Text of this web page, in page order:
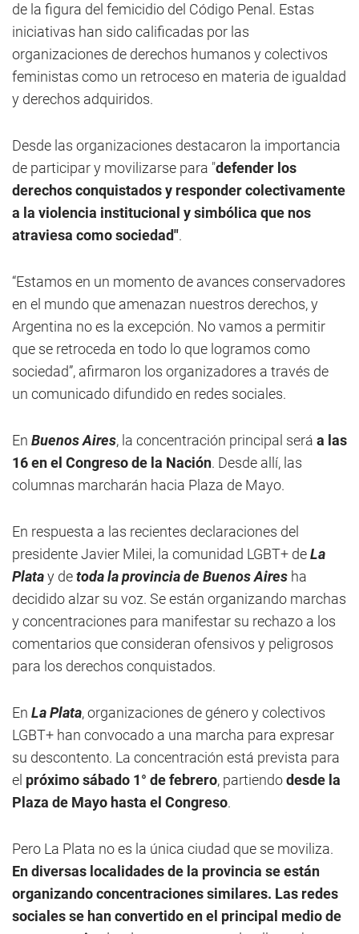
de la figura del femicidio del Código Penal. Estas
iniciativas han sido calificadas por las
organizaciones de derechos humanos y colectivos
feministas como un retroceso en materia de igualdad
y derechos adquiridos.
Desde las organizaciones destacaron la importancia
de participar y movilizarse para "defender los
derechos conquistados y responder colectivamente
a la violencia institucional y simbólica que nos
atraviesa como sociedad".
“Estamos en un momento de avances conservadores
en el mundo que amenazan nuestros derechos, y
Argentina no es la excepción. No vamos a permitir
que se retroceda en todo lo que logramos como
sociedad”, afirmaron los organizadores a través de
un comunicado difundido en redes sociales.
En Buenos Aires, la concentración principal será a las
16 en el Congreso de la Nación. Desde allí, las
columnas marcharán hacia Plaza de Mayo.
En respuesta a las recientes declaraciones del
presidente Javier Milei, la comunidad LGBT+ deLa
Platay detoda la provincia de Buenos Aires ha
decidido alzar su voz. Se están organizando marchas
y concentraciones para manifestar su rechazo a los
comentarios que consideran ofensivos y peligrosos
para los derechos conquistados.
En La Plata, organizaciones de género y colectivos
LGBT+ han convocado a una marcha para expresar
su descontento. La concentración está prevista para
el próximo sábado 1° de febrero, partiendodesde la
Plaza de Mayo hasta el Congreso.
Pero La Plata no es la única ciudad que se moviliza.
En diversas localidades de la provincia se están
organizando concentraciones similares. Las redes
sociales se han convertido en el principal medio de